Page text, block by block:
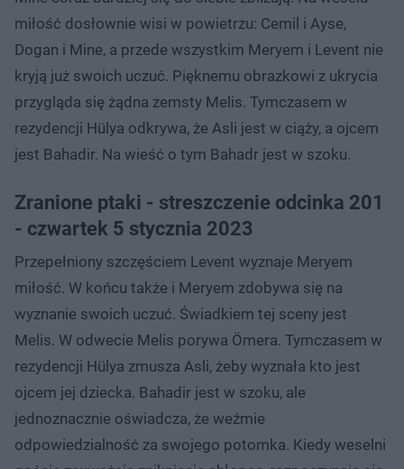
miłość dosłownie wisi w powietrzu: Cemil i Ayse,
Dogan i Mine, a przede wszystkim Meryem i Levent nie
kryją już swoich uczuć. Pięknemu obrazkowi z ukrycia
przygląda się żądna zemsty Melis. Tymczasem w
rezydencji Hülya odkrywa, że Asli jest w ciąży, a ojcem
jest Bahadir. Na wieść o tym Bahadr jest w szoku.
Zranione ptaki - streszczenie odcinka 201
- czwartek 5 stycznia 2023
Przepełniony szczęściem Levent wyznaje Meryem
miłość. W końcu także i Meryem zdobywa się na
wyznanie swoich uczuć. Świadkiem tej sceny jest
Melis. W odwecie Melis porywa Ömera. Tymczasem w
rezydencji Hülya zmusza Asli, żeby wyznała kto jest
ojcem jej dziecka. Bahadir jest w szoku, ale
jednoznacznie oświadcza, że weźmie
odpowiedzialność za swojego potomka. Kiedy weselni